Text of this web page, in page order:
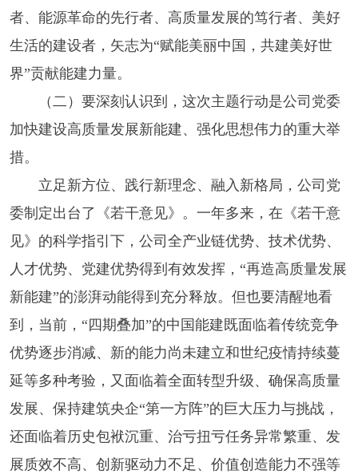
者、能源革命的先行者、高质量发展的笃行者、美好
生活的建设者，矢志为“赋能美丽中国，共建美好世
界”贡献能建力量。
（二）要深刻认识到，这次主题行动是公司党委
加快建设高质量发展新能建、强化思想伟力的重大举
措。
立足新方位、践行新理念、融入新格局，公司党
委制定出台了《若干意见》。一年多来，在《若干意
见》的科学指引下，公司全产业链优势、技术优势、
人才优势、党建优势得到有效发挥，“再造高质量发展
新能建”的澎湃动能得到充分释放。但也要清醒地看
到，当前，“四期叠加”的中国能建既面临着传统竞争
优势逐步消减、新的能力尚未建立和世纪疫情持续蔓
延等多种考验，又面临着全面转型升级、确保高质量
发展、保持建筑央企“第一方阵”的巨大压力与挑战，
还面临着历史包袱沉重、治亏扭亏任务异常繁重、发
展质效不高、创新驱动力不足、价值创造能力不强等